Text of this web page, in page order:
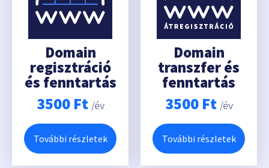
Domain
regisztráció
és fenntartás
3500 Ft /év
További részletek
Domain
transzfer és
fenntartás
3500 Ft /év
További részletek